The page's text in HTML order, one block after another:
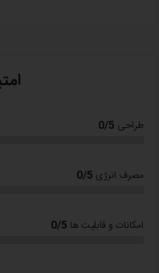
مجهز به محافظ ضد پاشش مواد
قابلیت بالا بردن سری جهت
کفی ضد لغزش برای کارکرد راحت تر
طراحی 0/5
مصرف انرژی 0/5
امکانات و قابلیت ها 0/5